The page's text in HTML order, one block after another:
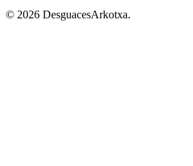
© 2026 DesguacesArkotxa.